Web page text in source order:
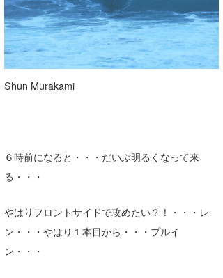
Shun Murakami
６時前になると・・・だいぶ明るくなって来
る・・・
やはりフロントサイドで攻めたい？！・・・レ
ン・・・やはり１本目から・・・プルイ
ン・・・